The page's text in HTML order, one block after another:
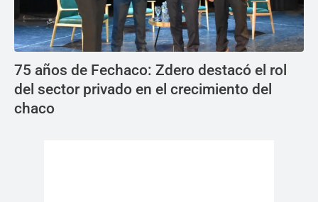
75 años de Fechaco: Zdero destacó el rol
del sector privado en el crecimiento del
chaco